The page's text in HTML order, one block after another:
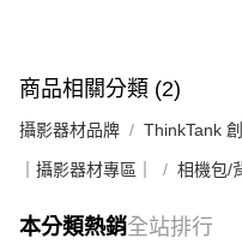
商品相關分類 (2)
攝影器材品牌 ThinkTank
｜攝影器材專區｜ 相機包/
本分類熱銷全站排行